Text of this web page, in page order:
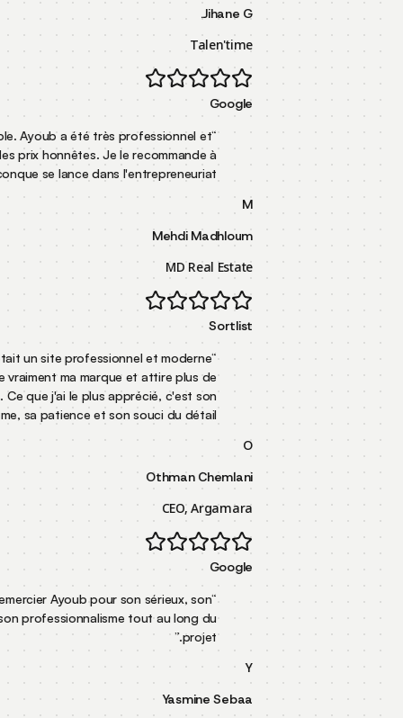
Talen'time
Google
“
Service incroyable. Ayoub a été très professionnel et
pratique des prix honnêtes. Je le recommande à
quiconque se lance dans l'entrepreneuriat.
”
MD Real Estate
Sortlist
“
Mon objectif était un site professionnel et moderne
qui représente vraiment ma marque et attire plus de
clients. Ce que j'ai le plus apprécié, c'est son
professionnalisme, sa patience et son souci du détail.
”
O
Othman Chemlani
CEO, Argamara
Google
“
Je souhaite remercier Ayoub pour son sérieux, son
écoute et son professionnalisme tout au long du
projet.
Y
Yasmine Sebaa